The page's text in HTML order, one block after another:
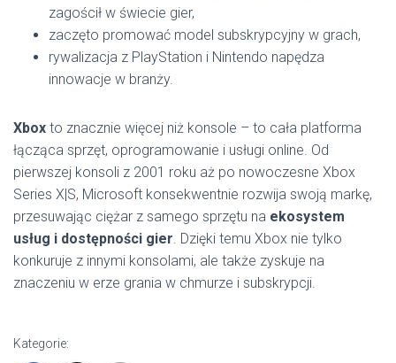
zagościł w świecie gier,
zaczęto promować model subskrypcyjny w grach,
rywalizacja z PlayStation i Nintendo napędza
innowacje w branży.
Xbox to znacznie więcej niż konsole – to cała platforma
łącząca sprzęt, oprogramowanie i usługi online. Od
pierwszej konsoli z 2001 roku aż po nowoczesne Xbox
Series X|S, Microsoft konsekwentnie rozwija swoją markę,
przesuwając ciężar z samego sprzętu na ekosystem
usług i dostępności gier. Dzięki temu Xbox nie tylko
konkuruje z innymi konsolami, ale także zyskuje na
znaczeniu w erze grania w chmurze i subskrypcji.
Kategorie: